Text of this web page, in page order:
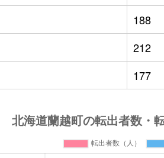
188
212
177